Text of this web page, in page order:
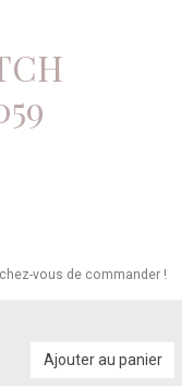
vous de commander !
Ajouter au panier